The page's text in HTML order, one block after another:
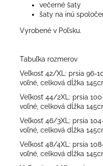
večerné šaty
šaty na inú
Vyrobené v Poľsku.
Tabuľka rozmerov
Veľkosť 42/XL: prsia 96-
voľné, celková dĺžka
Veľkosť 44/2XL: prsia
voľné, celková dĺžka
Veľkosť 46/3XL: prsia
voľné, celková dĺžka
Veľkosť 48/4XL: prsia
voľné, celková dĺžka